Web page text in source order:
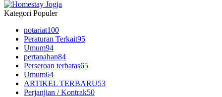
Kategori Populer
notariat100
Peraturan Terkait95
Umum94
pertanahan84
Perseroan terbatas65
Umum64
ARTIKEL TERBARU53
Perjanjian / Kontrak50